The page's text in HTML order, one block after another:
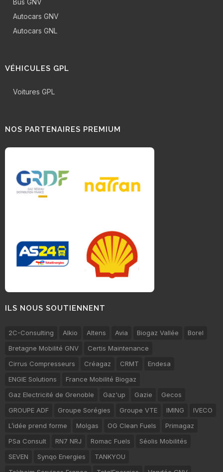
Autocars GNV
Autocars GNL
VÉHICULES GPL
Voitures GPL
NOS PARTENAIRES PREMIUM
ILS NOUS SOUTIENNENT
2C-Consulting Alkio Altens Avia Biogaz Vallée
Borel
Bretagne Mobilité GNV
Certis Maintenance
Cirrus Compresseurs
Créagaz CRMT
Endesa
ENGIE Solutions
France Mobilité Biogaz
Gaz Electricité de Grenoble
Gaz'up Gazie
Gecos
GROUPE ADF
Groupe Sorégies Groupe VTE IMING
IVECO
L’idée prend forme
Molgas OG Clean Fuels
Primagaz
PSa Consult
RN7 NRJ Romac Fuels
Séolis Mobilités
SEVEN
Synqo Energies
TANKYOU